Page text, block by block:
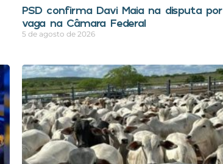
PSD confirma Davi Maia na disputa por
vaga na Câmara Federal
5 de agosto de 2026